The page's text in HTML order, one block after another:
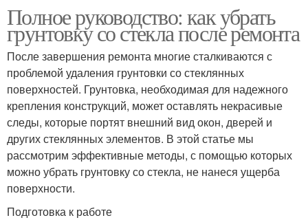
Полное руководство: как убрать
грунтовку со стекла после ремонта
После завершения ремонта многие сталкиваются с
проблемой удаления грунтовки со стеклянных
поверхностей. Грунтовка, необходимая для надежного
крепления конструкций, может оставлять некрасивые
следы, которые портят внешний вид окон, дверей и
других стеклянных элементов. В этой статье мы
рассмотрим эффективные методы, с помощью которых
можно убрать грунтовку со стекла, не нанеся ущерба
поверхности.
Подготовка к работе